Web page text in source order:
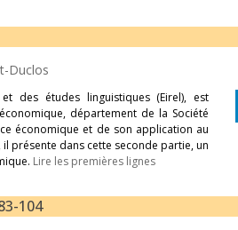
Duclos
des études linguistiques (Eirel), est
département de la Société
économique et de son application au
, il présente dans cette seconde partie, un
Lire les premières lignes
104